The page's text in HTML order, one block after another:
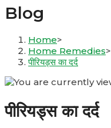
Blog
Home>
Home Remedies>
पीरियड्स का दर्द
पीरियड्स का दर्द